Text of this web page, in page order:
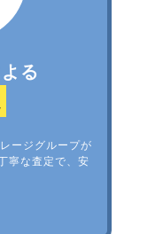
る
ージグループが
寧な査定で、安